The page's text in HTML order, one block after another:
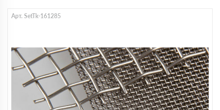
Арт. SetTk-161285